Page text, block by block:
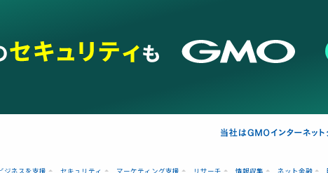
ジネスを支援 セキュリティ マーケティング支援 リサーチ 情報収集 ネット金融